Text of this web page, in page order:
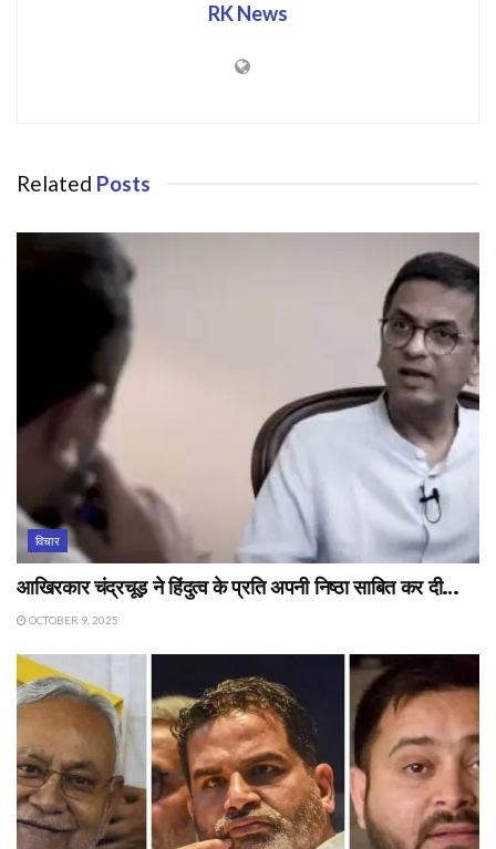
RK News
Related Posts
विचार
आखिरकार चंद्रचूड़ ने हिंदुत्व के प्रति अपनी निष्ठा साबित कर दी…
OCTOBER 9, 2025